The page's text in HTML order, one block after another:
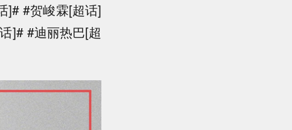
]# #贺峻霖[超话]
]# #迪丽热巴[超